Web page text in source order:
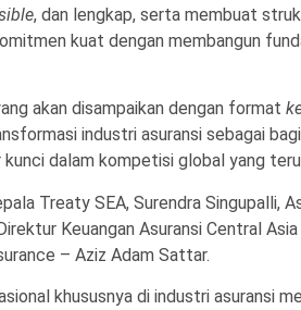
, dan lengkap, serta membuat
kuat dengan membangun
akan disampaikan dengan format
industri asuransi sebagai
dalam kompetisi global yang
Treaty SEA, Surendra Singupalli,
Keuangan Asuransi Central
– Aziz Adam Sattar.
khususnya di industri asuransi